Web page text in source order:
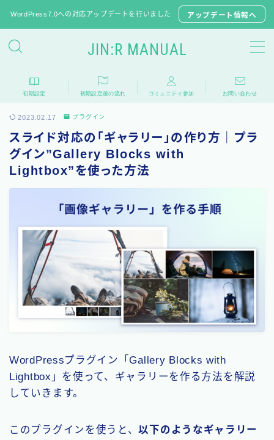
WordPress7.0への対応アップデートを行いました アップデート情報へ
JIN:R MANUAL
JIN:Rの初期設定
相談フォーラム
アップデート情報
初期設定 初期設定後の流れ コミュニティ参加 お問い合わせ
2023.02.17 プラグイン
スライド対応の「ギャラリー」の作り方｜プラ
グイン”Gallery Blocks with
Lightbox”を使った方法
WordPressプラグイン「Gallery Blocks with
Lightbox」を使って、ギャラリーを作る方法を解説
していきます。
このプラグインを使うと、以下のようなギャラリー